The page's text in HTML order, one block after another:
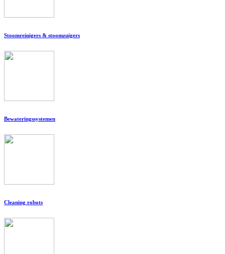
Stoomreinigers & stoomzuigers
Bewateringssystemen
Cleaning robots